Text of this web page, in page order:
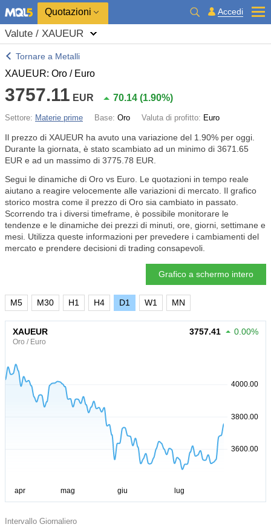
Quotazioni Accedi
Valute / XAUEUR
Tornare a Metalli
XAUEUR: Oro / Euro
3757.11 EUR 70.14 (1.90%)
Settore: Materie prime Base: Oro Valuta di profitto: Euro
Il prezzo di XAUEUR ha avuto una variazione del 1.90% per oggi.
Durante la giornata, è stato scambiato ad un minimo di 3671.65
EUR e ad un massimo di 3775.78 EUR.
Segui le dinamiche di Oro vs Euro. Le quotazioni in tempo reale
aiutano a reagire velocemente alle variazioni di mercato. Il grafico
storico mostra come il prezzo di Oro sia cambiato in passato.
Scorrendo tra i diversi timeframe, è possibile monitorare le
tendenze e le dinamiche dei prezzi di minuti, ore, giorni, settimane e
mesi. Utilizza queste informazioni per prevedere i cambiamenti del
mercato e prendere decisioni di trading consapevoli.
Grafico a schermo intero
M5 M30 H1 H4 D1 W1 MN
XAUEUR
Oro / Euro
3757.41 0.00%
Intervallo Giornaliero